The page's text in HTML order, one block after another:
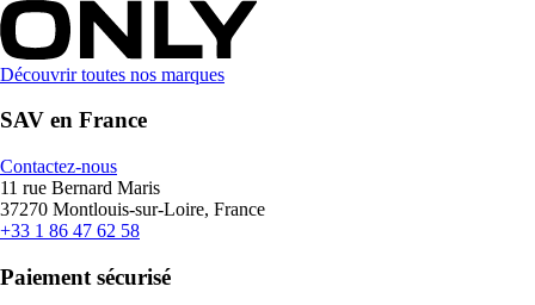
Découvrir toutes nos marques
SAV en France
Contactez-nous
11 rue Bernard Maris
37270 Montlouis-sur-Loire, France
+33 1 86 47 62 58
Paiement sécurisé